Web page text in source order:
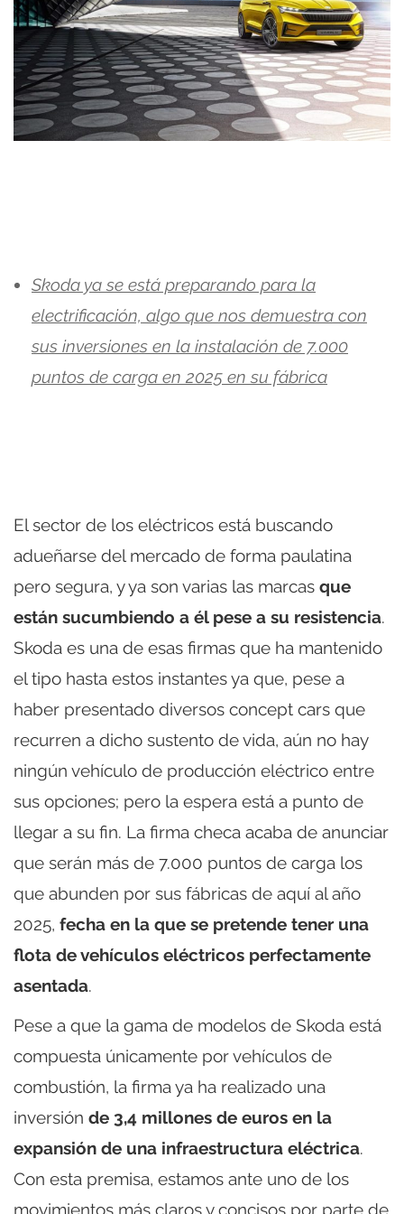
Skoda ya se está preparando para la
electrificación, algo que nos demuestra con
sus inversiones en la instalación de 7.000
puntos de carga en 2025 en su fábrica
El sector de los eléctricos está buscando
adueñarse del mercado de forma paulatina
pero segura, y ya son varias las marcas que
están sucumbiendo a él pese a su resistencia.
Skoda es una de esas firmas que ha mantenido
el tipo hasta estos instantes ya que, pese a
haber presentado diversos concept cars que
recurren a dicho sustento de vida, aún no hay
ningún vehículo de producción eléctrico entre
sus opciones; pero la espera está a punto de
llegar a su fin. La firma checa acaba de anunciar
que serán más de 7.000 puntos de carga los
que abunden por sus fábricas de aquí al año
2025, fecha en la que se pretende tener una
flota de vehículos eléctricos perfectamente
asentada.
Pese a que la gama de modelos de Skoda está
compuesta únicamente por vehículos de
combustión, la firma ya ha realizado una
inversión de 3,4 millones de euros en la
expansión de una infraestructura eléctrica.
Con esta premisa, estamos ante uno de los
movimientos más claros y concisos por parte de